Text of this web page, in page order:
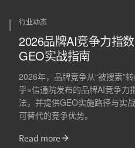
行业动态
2026品牌AI竞争力指
GEO实战指南
2026年，品牌竞争从“被搜索”
乎×信通院发布的品牌AI竞争力
法，并提供GEO实施路径与实
可替代的竞争优势。
Read more